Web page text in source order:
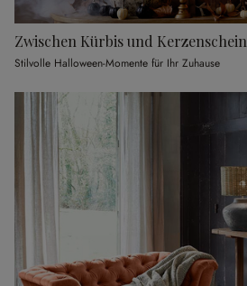
Zwischen Kürbis und Kerzenschein
Stilvolle Halloween-Momente für Ihr Zuhause